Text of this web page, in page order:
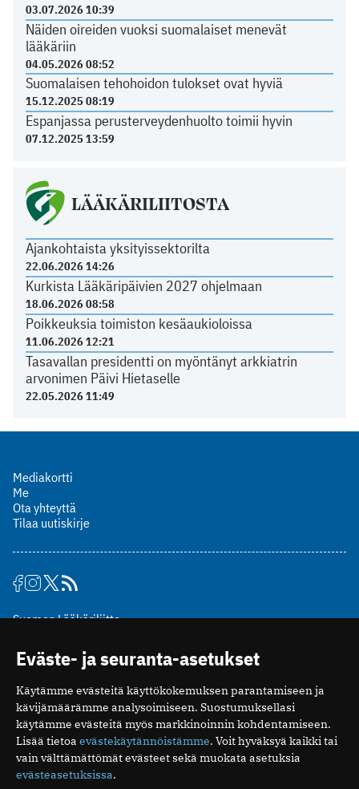
03.07.2026 10:39
Näiden oireiden vuoksi suomalaiset menevät
lääkäriin
04.05.2026 08:52
Suomalaisen tehohoidon tulokset ovat hyviä
15.12.2025 08:19
Espanjassa perusterveydenhuolto toimii hyvin
07.12.2025 13:59
LÄÄKÄRILIITOSTA
Ajankohtaista yksityissektorilta
22.06.2026 14:26
Kurkista Lääkäripäivien 2027 ohjelmaan
18.06.2026 08:58
Poikkeuksia toimiston kesäaukioloissa
11.06.2026 12:21
Tasavallan presidentti on myöntänyt arkkiatrin
arvonimen Päivi Hietaselle
22.05.2026 11:49
Mediakortti
Me
Ota yhteyttä
Tilaa uutiskirje
Suomen Lääkäriliitto
00510 Helsinki
puh. (09) 393 091
toimitus@potilaanlaakarilehti.fi
ISSN 2323-9476
Eväste- ja seuranta-asetukset
Käytämme evästeitä käyttökokemuksen parantamiseen ja
kävijämäärämme analysoimiseen. Suostumuksellasi
käytämme evästeitä myös markkinoinnin kohdentamiseen.
Lisää tietoa evästekäytännöistämme. Voit hyväksyä kaikki tai
vain välttämättömät evästeet sekä muokata asetuksia
evästeasetuksissa.